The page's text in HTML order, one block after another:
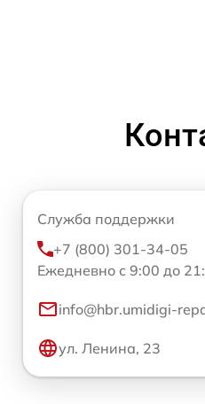
Служба поддержки
+7 (800) 301-34-05
Ежедневно с 9:00 до
info@hbr.umidigi-
ул. Ленина, 23